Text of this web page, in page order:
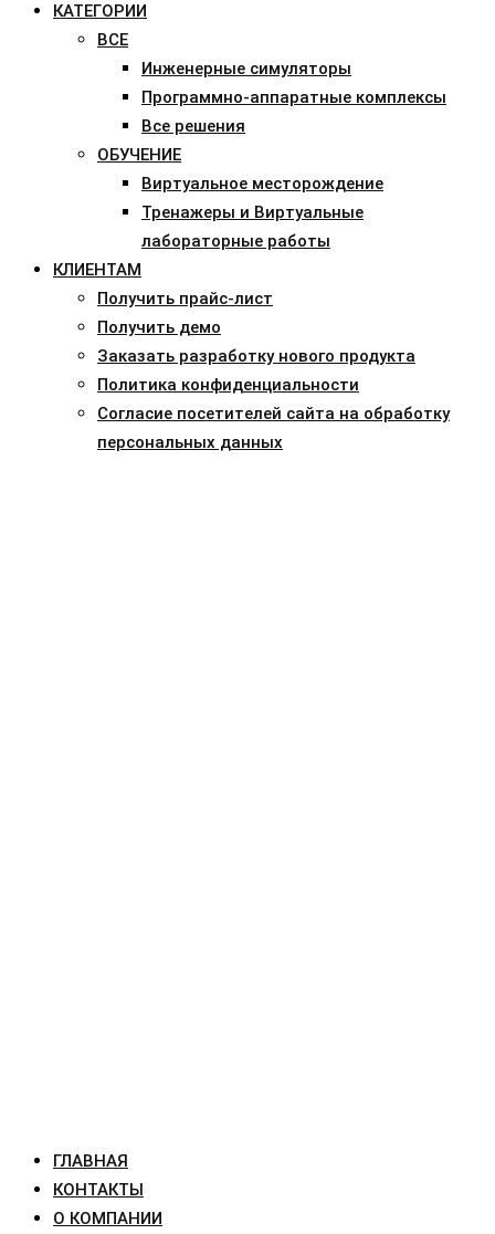
КАТЕГОРИИ
ВСЕ
Инженерные симуляторы
Программно-аппаратные комплексы
Все решения
ОБУЧЕНИЕ
Виртуальное месторождение
Тренажеры и Виртуальные
лабораторные работы
КЛИЕНТАМ
Получить прайс-лист
Получить демо
Заказать разработку нового продукта
Политика конфиденциальности
Согласие посетителей сайта на обработку
персональных данных
ГЛАВНАЯ
КОНТАКТЫ
О КОМПАНИИ